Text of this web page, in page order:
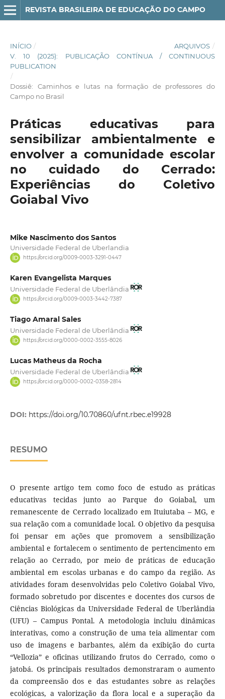
REVISTA BRASILEIRA DE EDUCAÇÃO DO CAMPO
INÍCIO / ARQUIVOS /
V. 10 (2025): PUBLICAÇÃO CONTÍNUA / CONTINUOUS
PUBLICATION
/
Dossiê: Caminhos e lutas na formação de professores do
Campo no Brasil
Práticas educativas para
sensibilizar ambientalmente e
envolver a comunidade escolar
no cuidado do Cerrado:
Experiências do Coletivo
Goiabal Vivo
Mike Nascimento dos Santos
Universidade Federal de Uberlandia
https://orcid.org/0009-0003-3291-0447
Karen Evangelista Marques
Universidade Federal de Uberlândia
https://orcid.org/0009-0003-3442-7387
Tiago Amaral Sales
Universidade Federal de Uberlândia
https://orcid.org/0000-0002-3555-8026
Lucas Matheus da Rocha
Universidade Federal de Uberlândia
https://orcid.org/0000-0002-0358-2814
DOI: https://doi.org/10.70860/ufnt.rbec.e19928
RESUMO
O presente artigo tem como foco de estudo as práticas
educativas tecidas junto ao Parque do Goiabal, um
remanescente de Cerrado localizado em Ituiutaba – MG, e
sua relação com a comunidade local. O objetivo da pesquisa
foi pensar em ações que promovem a sensibilização
ambiental e fortalecem o sentimento de pertencimento em
relação ao Cerrado, por meio de práticas de educação
ambiental em escolas urbanas e do campo da região. As
atividades foram desenvolvidas pelo Coletivo Goiabal Vivo,
formado sobretudo por discentes e docentes dos cursos de
Ciências Biológicas da Universidade Federal de Uberlândia
(UFU) – Campus Pontal. A metodologia incluiu dinâmicas
interativas, como a construção de uma teia alimentar com
uso de imagens e barbantes, além da exibição do curta
“Vellozia” e oficinas utilizando frutos do Cerrado, como o
jatobá. Os principais resultados demonstraram o aumento
da compreensão dos e das estudantes sobre as relações
ecológicas, a valorização da flora local e a superação da